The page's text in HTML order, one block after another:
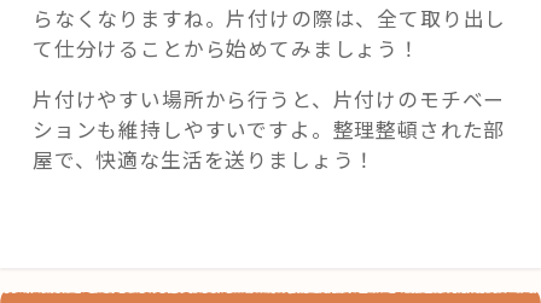
らなくなりますね。片付けの際は、全て取り出し
て仕分けることから始めてみましょう！
片付けやすい場所から行うと、片付けのモチベー
ションも維持しやすいですよ。整理整頓された部
屋で、快適な生活を送りましょう！